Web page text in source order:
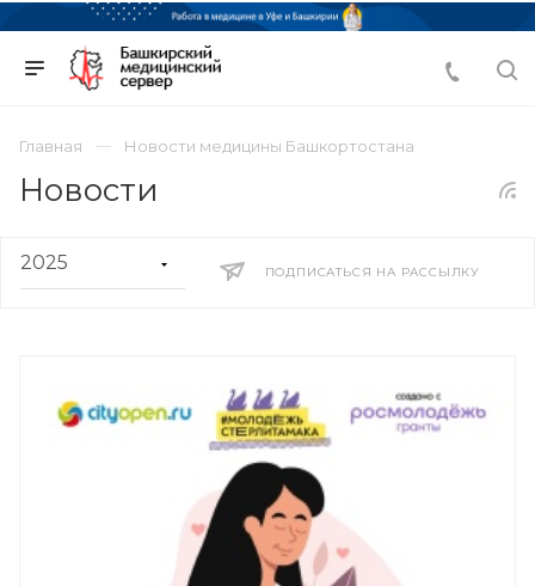
Главная Новости медицины Башкортостана
Новости
ПОДПИСАТЬСЯ НА РАССЫЛКУ